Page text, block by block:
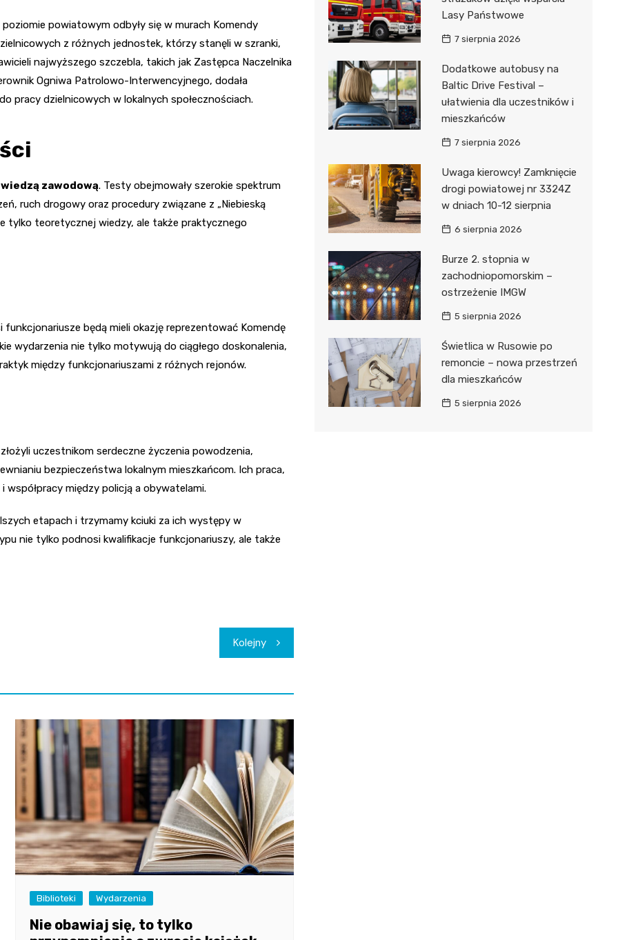
powiatowym odbyły się w murach Komendy
z różnych jednostek, którzy stanęli w szranki,
najwyższego szczebla, takich jak Zastępca Naczelnika
Ogniwa Patrolowo-Interwencyjnego, dodała
pracy dzielnicowych w lokalnych społecznościach.
zawodową. Testy obejmowały szerokie spektrum
ruch drogowy oraz procedury związane z „Niebieską
tylko teoretycznej wiedzy, ale także praktycznego
będą mieli okazję reprezentować Komendę
wydarzenia nie tylko motywują do ciągłego doskonalenia,
między funkcjonariuszami z różnych rejonów.
uczestnikom serdeczne życzenia powodzenia,
bezpieczeństwa lokalnym mieszkańcom. Ich praca,
między policją a obywatelami.
etapach i trzymamy kciuki za ich występy w
nie tylko podnosi kwalifikacje funkcjonariuszy, ale także
Kolejny
Biblioteki Wydarzenia
Nie obawiaj się, to tylko
Lasy Państwowe
7 sierpnia 2026
Dodatkowe autobusy na
Baltic Drive Festival –
ułatwienia dla uczestników i
mieszkańców
7 sierpnia 2026
Uwaga kierowcy! Zamknięcie
drogi powiatowej nr 3324Z
w dniach 10-12 sierpnia
6 sierpnia 2026
Burze 2. stopnia w
zachodniopomorskim –
ostrzeżenie IMGW
5 sierpnia 2026
Świetlica w Rusowie po
remoncie – nowa przestrzeń
dla mieszkańców
5 sierpnia 2026